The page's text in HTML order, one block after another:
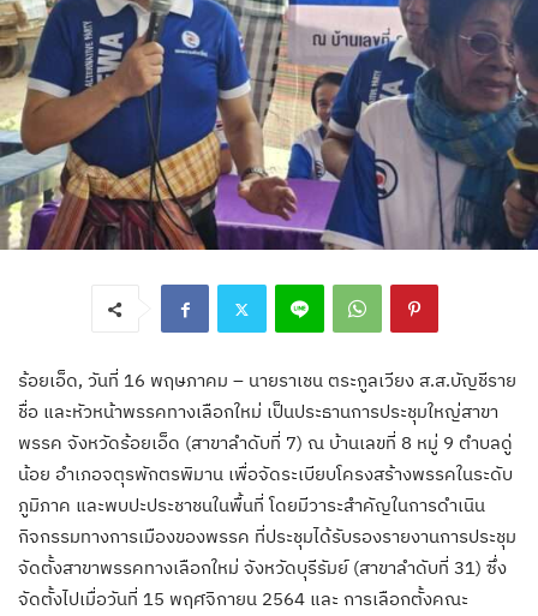
ร้อยเอ็ด, วันที่ 16 พฤษภาคม – นายราเชน ตระกูลเวียง ส.ส.บัญชีราย
ชื่อ และหัวหน้าพรรคทางเลือกใหม่ เป็นประธานการประชุมใหญ่สาขา
พรรค จังหวัดร้อยเอ็ด (สาขาลำดับที่ 7) ณ บ้านเลขที่ 8 หมู่ 9 ตำบลดู่
น้อย อำเภอจตุรพักตรพิมาน เพื่อจัดระเบียบโครงสร้างพรรคในระดับ
ภูมิภาค และพบปะประชาชนในพื้นที่ โดยมีวาระสำคัญในการดำเนิน
กิจกรรมทางการเมืองของพรรค ที่ประชุมได้รับรองรายงานการประชุม
จัดตั้งสาขาพรรคทางเลือกใหม่ จังหวัดบุรีรัมย์ (สาขาลำดับที่ 31) ซึ่ง
จัดตั้งไปเมื่อวันที่ 15 พฤศจิกายน 2564 และ การเลือกตั้งคณะ